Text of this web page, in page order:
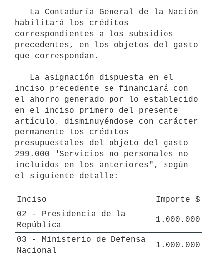
habilitará los créditos
correspondientes a los subsidios
precedentes, en los objetos del gasto
que correspondan.
inciso precedente se financiará con
el ahorro generado por lo establecido
en el inciso primero del presente
artículo, disminuyéndose con carácter
permanente los créditos
presupuestales del objeto del gasto
299.000 "Servicios no personales no
incluidos en los anteriores", según
el siguiente detalle:
Inciso
Importe $
02 - Presidencia de la
República
1.000.000
03 - Ministerio de Defensa
Nacional
1.000.000